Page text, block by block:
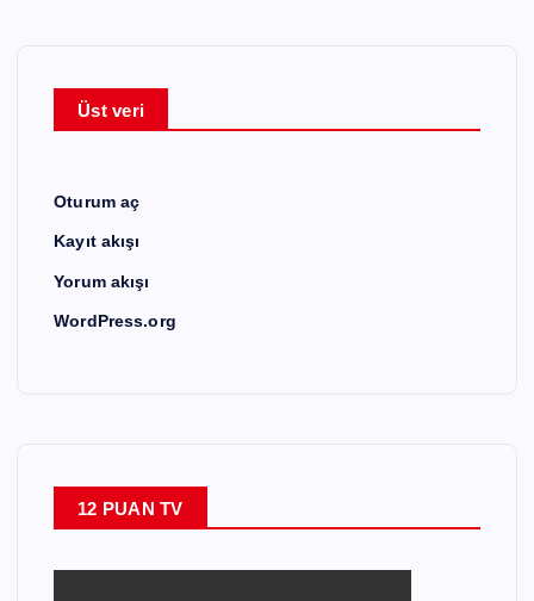
Üst veri
Oturum aç
Kayıt akışı
Yorum akışı
WordPress.org
12 PUAN TV